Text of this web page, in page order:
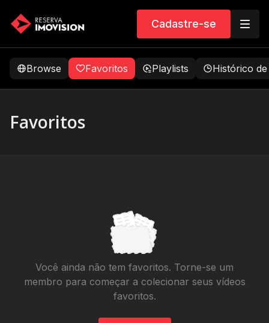
Cadastre-se
Browse Favoritos Playlists Histórico
Favoritos
Você ainda não tem favoritos. Torne-se um
membro para começar a colecionar seus vídeos
favoritos.